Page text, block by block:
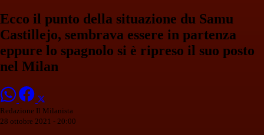
Ecco il punto della situazione du Samu
Castillejo, sembrava essere in partenza
eppure lo spagnolo si è ripreso il suo posto
nel Milan
Redazione Il Milanista
28 ottobre 2021 - 20:00